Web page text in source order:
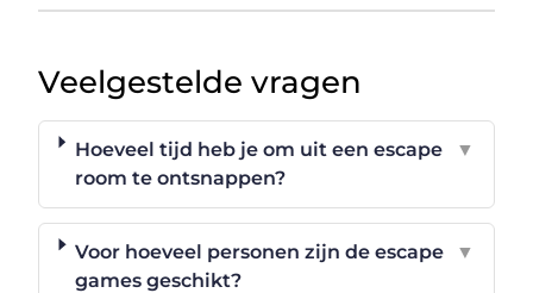
Veelgestelde vragen
Hoeveel tijd heb je om uit een escape
room te ontsnappen?
▼
Voor hoeveel personen zijn de escape
games geschikt?
▼